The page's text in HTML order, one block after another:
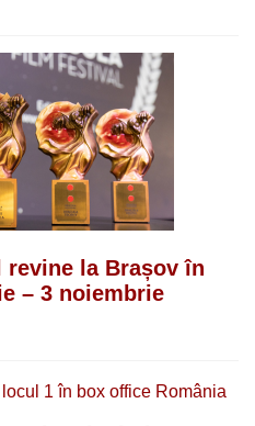
revine la Brașov în
– 3 noiembrie